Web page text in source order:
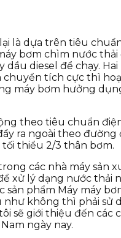
là dựa trên tiêu
bơm chìm nước
diesel để chạy.
chuyển tích cực thì
máy bơm hưởng
theo tiêu chuẩn
ra ngoài theo
thiểu 2/3 thân bơm.
các nhà máy
xử lý dạng nước
phẩm Máy máy
không thì phải
sẽ giới thiệu đến
ngày nay.